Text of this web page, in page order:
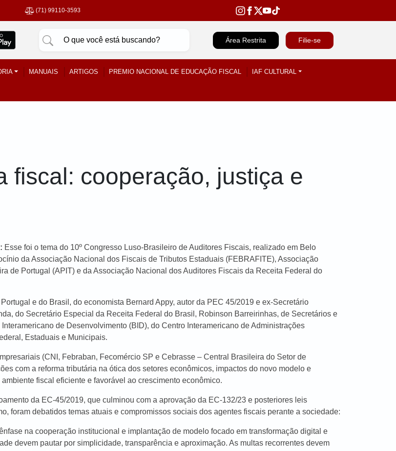
(71) 99110-3593
Área Restrita Filie-se
MANUAIS ARTIGOS PREMIO NACIONAL DE EDUCAÇÃO FISCAL IAF CULTURAL
fiscal: cooperação, justiça e
Esse foi o tema do 10º Congresso Luso-Brasileiro de Auditores Fiscais, realizado em Belo
da Associação Nacional dos Fiscais de Tributos Estaduais (FEBRAFITE), Associação
de Portugal (APIT) e da Associação Nacional dos Auditores Fiscais da Receita Federal do
e do Brasil, do economista Bernard Appy, autor da PEC 45/2019 e ex-Secretário
do Secretário Especial da Receita Federal do Brasil, Robinson Barreirinhas, de Secretários e
de Desenvolvimento (BID), do Centro Interamericano de Administrações
Estaduais e Municipais.
(CNI, Febraban, Fecomércio SP e Cebrasse – Central Brasileira do Setor de
com a reforma tributária na ótica dos setores econômicos, impactos do novo modelo e
fiscal eficiente e favorável ao crescimento econômico.
da EC-45/2019, que culminou com a aprovação da EC-132/23 e posteriores leis
foram debatidos temas atuais e compromissos sociais dos agentes fiscais perante a sociedade:
na cooperação institucional e implantação de modelo focado em transformação digital e
devem pautar por simplicidade, transparência e aproximação. As multas recorrentes devem